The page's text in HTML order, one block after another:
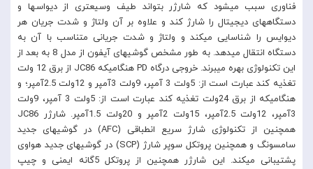
فناوری سبب میشود که شارژر بتواند طیف وسیعتری از دیواسها و
دستگاههای دیجیتال را شارژ کند و علاوه بر آن ولتاژ و شدت جریان هر
دیوایس را شناسایی میکند و ولتاژ و شدت جریانی متناسب با آن به
دستگاه انتقال میدهد. به طور مشخص گوشیهای آیفون از مدل 8 به بعد از
این تکنولوژی بهره میبرند. خروجی درگاه PD هنگامیکه JC86 از برق 12 ولت
تغذیه کند عبارت است از: 5ولت 3 آمپر، 9ولت 3آمپر و 12ولت 2.5آمپر؛ و
هنگامیکه از برق 24ولت تغذیه کند عبارت است از: 5ولت 3 آمپر، 9ولت
3آمپر، 12ولت 2.5آمپر، 15ولت 2آمپر و 20ولت 1.5آمپر. شارژر JC86
همچنین از تکنولوژی شارژ سریع انطباقی (AFC) در گوشیهای جدید
سامسونگ و همچنین پروتکل سوپر شارژ (SCP) در گوشیهای جدید هواوی
پشتیبانی میکند. این شارژر همچنین از پروتکل 5گانه ایمنی و چیپ